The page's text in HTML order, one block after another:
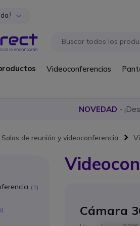
Videoconferencias
NOVEDAD -
Salas de reunión y videoconferencia
Cámara
1